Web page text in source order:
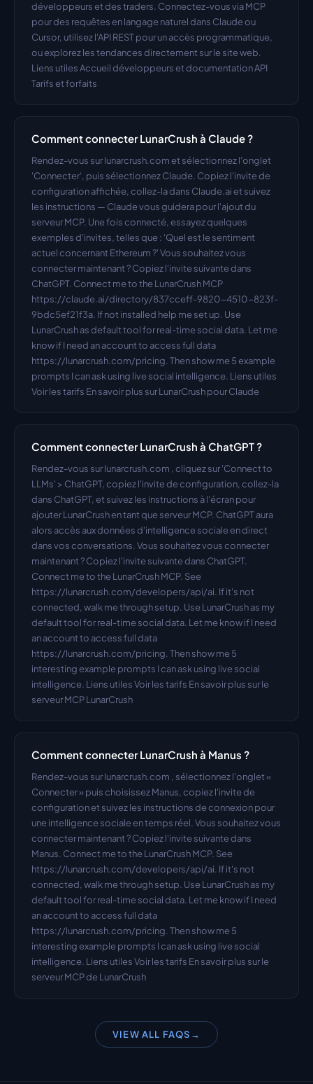
développeurs et des traders. Connectez-vous via MCP
pour des requêtes en langage naturel dans Claude ou
Cursor, utilisez l'API REST pour un accès programmatique,
ou explorez les tendances directement sur le site web.
Liens utiles Accueil développeurs et documentation API
Tarifs et forfaits
Comment connecter LunarCrush à Claude ?
Rendez-vous sur lunarcrush.com et sélectionnez l'onglet
'Connecter', puis sélectionnez Claude. Copiez l'invite de
configuration affichée, collez-la dans Claude.ai et suivez
les instructions — Claude vous guidera pour l'ajout du
serveur MCP. Une fois connecté, essayez quelques
exemples d'invites, telles que : 'Quel est le sentiment
actuel concernant Ethereum ?' Vous souhaitez vous
connecter maintenant ? Copiez l'invite suivante dans
ChatGPT. Connect me to the LunarCrush MCP
https://claude.ai/directory/837cceff-9820-4510-823f-
9bdc5ef21f3a. If not installed help me set up. Use
LunarCrush as default tool for real-time social data. Let me
know if I need an account to access full data
https://lunarcrush.com/pricing. Then show me 5 example
prompts I can ask using live social intelligence. Liens utiles
Voir les tarifs En savoir plus sur LunarCrush pour Claude
Comment connecter LunarCrush à ChatGPT ?
Rendez-vous sur lunarcrush.com , cliquez sur 'Connect to
LLMs' > ChatGPT, copiez l'invite de configuration, collez-la
dans ChatGPT, et suivez les instructions à l'écran pour
ajouter LunarCrush en tant que serveur MCP. ChatGPT aura
alors accès aux données d'intelligence sociale en direct
dans vos conversations. Vous souhaitez vous connecter
maintenant ? Copiez l'invite suivante dans ChatGPT.
Connect me to the LunarCrush MCP. See
https://lunarcrush.com/developers/api/ai. If it's not
connected, walk me through setup. Use LunarCrush as my
default tool for real-time social data. Let me know if I need
an account to access full data
https://lunarcrush.com/pricing. Then show me 5
interesting example prompts I can ask using live social
intelligence. Liens utiles Voir les tarifs En savoir plus sur le
serveur MCP LunarCrush
Comment connecter LunarCrush à Manus ?
Rendez-vous sur lunarcrush.com , sélectionnez l'onglet «
Connecter » puis choisissez Manus, copiez l'invite de
configuration et suivez les instructions de connexion pour
une intelligence sociale en temps réel. Vous souhaitez vous
connecter maintenant ? Copiez l'invite suivante dans
Manus. Connect me to the LunarCrush MCP. See
https://lunarcrush.com/developers/api/ai. If it's not
connected, walk me through setup. Use LunarCrush as my
default tool for real-time social data. Let me know if I need
an account to access full data
https://lunarcrush.com/pricing. Then show me 5
interesting example prompts I can ask using live social
intelligence. Liens utiles Voir les tarifs En savoir plus sur le
serveur MCP de LunarCrush
VIEW ALL FAQS →